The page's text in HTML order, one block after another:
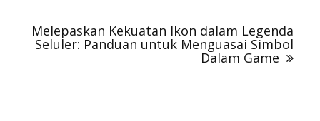
Melepaskan Kekuatan Ikon dalam Legenda
Seluler: Panduan untuk Menguasai Simbol
Dalam Game